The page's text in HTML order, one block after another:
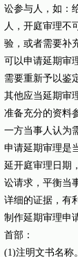
讼参与人，如：
人，开庭审理不
验，或者需要补
可以申请延期审
需要重新予以鉴
其他应当延期审
准备充分的资料
一方当事人认为
申请延期审理是
延开庭审理日期
讼请求，平衡当
详细的证据，有
制作延期审理申
首部：
(1)注明文书名称。